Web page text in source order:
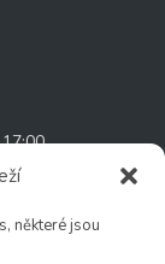
některé jsou